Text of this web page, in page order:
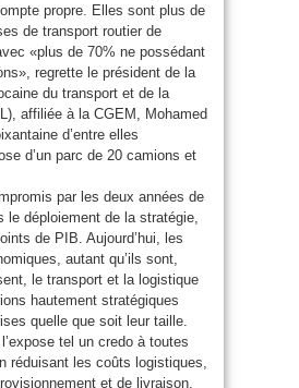
propre. Elles sont plus de
de transport routier de
«plus de 70% ne possédant
regrette le président de la
du transport et de la
affiliée à la CGEM, Mohamed
d’entre elles
d’un parc de 20 camions et
par les deux années de
le déploiement de la stratégie,
de PIB. Aujourd’hui, les
autant qu’ils sont,
le transport et la logistique
hautement stratégiques
quelle que soit leur taille.
tel un credo à toutes
réduisant les coûts logistiques,
et de livraison,